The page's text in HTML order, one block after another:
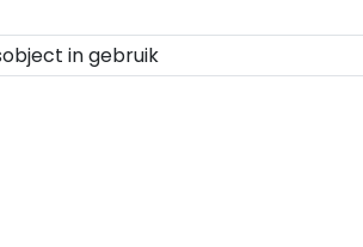
in gebruik